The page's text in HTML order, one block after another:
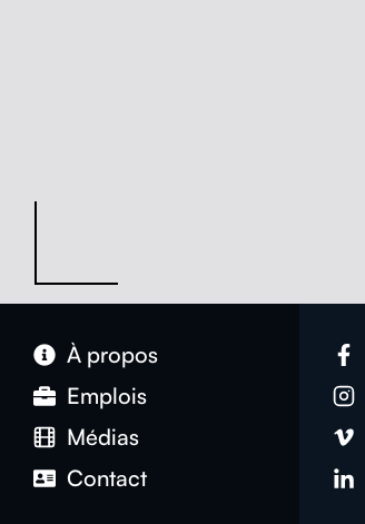
À pro­pos
Emplois
Médias
Con­tact